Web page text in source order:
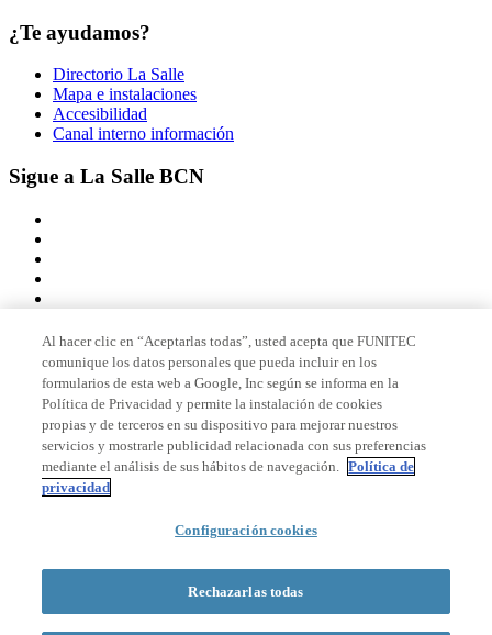
¿Te ayudamos?
Directorio La Salle
Mapa e instalaciones
Accesibilidad
Canal interno información
Sigue a La Salle BCN
Miembro de
Acreditaciones
© 2026 La Salle Campus Barcelona - URL |
Formulario de búsqueda
Al hacer clic en “Aceptarlas todas”, usted acepta que FUNITEC
comunique los datos personales que pueda incluir en los
formularios de esta web a Google, Inc según se informa en la
Política de Privacidad y permite la instalación de cookies
propias y de terceros en su dispositivo para mejorar nuestros
servicios y mostrarle publicidad relacionada con sus preferencias
mediante el análisis de sus hábitos de navegación. Política de
privacidad
Configuración cookies
Rechazarlas todas